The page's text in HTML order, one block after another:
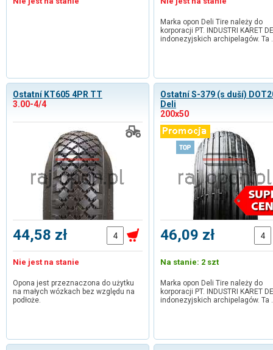
Marka opon Deli Tire należy do
korporacji PT. INDUSTRI KARET
indonezyjskich archipelagów. Ta
Ostatní KT605 4PR TT
3.00-4/4
44,58 zł
Nie jest na stanie
Opona jest przeznaczona do użytku
na małych wózkach bez względu na
podłoże.
Ostatní S-379 (s duší)
Deli
200x50
46,09 zł
Na stanie: 2 szt
Marka opon Deli Tire należy do
korporacji PT. INDUSTRI KARET
indonezyjskich archipelagów. Ta